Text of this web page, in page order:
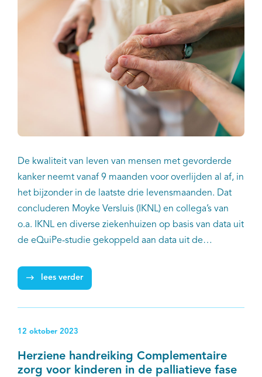
De kwaliteit van leven van mensen met gevorderde
kanker neemt vanaf 9 maanden voor overlijden al af, in
het bijzonder in de laatste drie levensmaanden. Dat
concluderen Moyke Versluis (IKNL) en collega’s van
o.a. IKNL en diverse ziekenhuizen op basis van data uit
de eQuiPe-studie gekoppeld aan data uit de
en psychosociale ondersteuning door zorgverleners
lijken hierin van invloed te zijn, naast de fysieke
lees verder
12 oktober 2023
Herziene handreiking Complementaire
zorg voor kinderen in de palliatieve fase